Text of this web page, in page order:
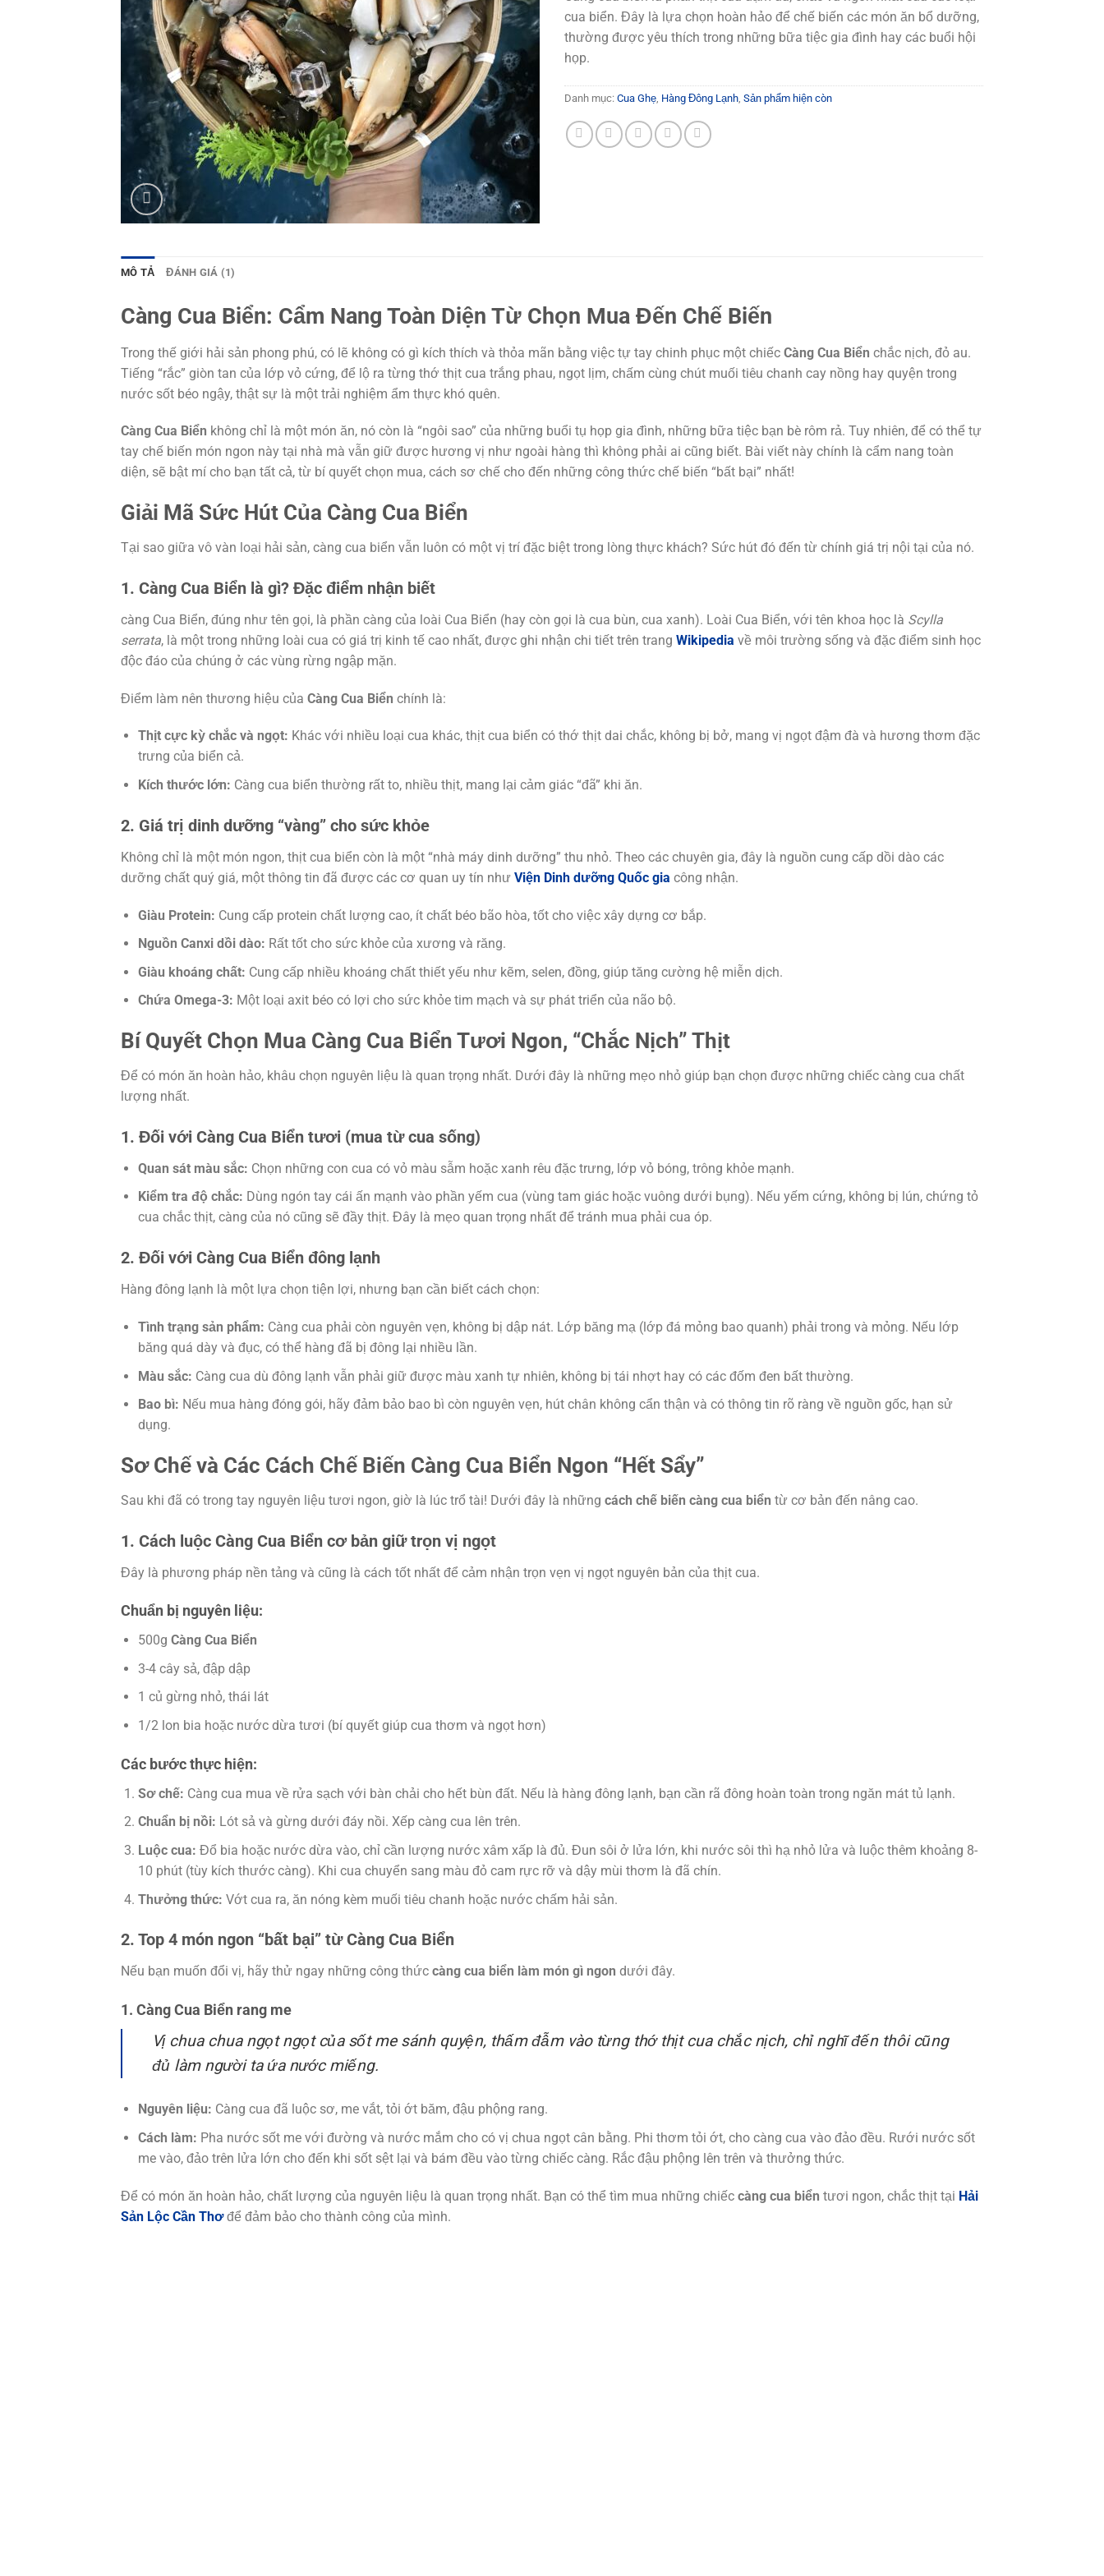
cua biển. Đây là lựa chọn hoàn hảo để chế biến các món ăn bổ dưỡng,
thường được yêu thích trong những bữa tiệc gia đình hay các buổi hội
họp.
Danh mục: Cua Ghẹ Hàng Đông Lạnh Sản phẩm hiện còn
MÔ TẢ ĐÁNH GIÁ (1)
Càng Cua Biển: Cẩm Nang Toàn Diện Từ Chọn Mua Đến Chế Biến
Trong thế giới hải sản phong phú, có lẽ không có gì kích thích và thỏa mãn bằng việc tự tay chinh phục một chiếc Càng Cua Biển chắc nịch, đỏ au.
Tiếng “rắc” giòn tan của lớp vỏ cứng, để lộ ra từng thớ thịt cua trắng phau, ngọt lịm, chấm cùng chút muối tiêu chanh cay nồng hay quyện trong
nước sốt béo ngậy, thật sự là một trải nghiệm ẩm thực khó quên.
Càng Cua Biển không chỉ là một món ăn, nó còn là “ngôi sao” của những buổi tụ họp gia đình, những bữa tiệc bạn bè rôm rả. Tuy nhiên, để có thể tự
tay chế biến món ngon này tại nhà mà vẫn giữ được hương vị như ngoài hàng thì không phải ai cũng biết. Bài viết này chính là cẩm nang toàn
diện, sẽ bật mí cho bạn tất cả, từ bí quyết chọn mua, cách sơ chế cho đến những công thức chế biến “bất bại” nhất!
Giải Mã Sức Hút Của Càng Cua Biển
Tại sao giữa vô vàn loại hải sản, càng cua biển vẫn luôn có một vị trí đặc biệt trong lòng thực khách? Sức hút đó đến từ chính giá trị nội tại của nó.
1. Càng Cua Biển là gì? Đặc điểm nhận biết
càng Cua Biển, đúng như tên gọi, là phần càng của loài Cua Biển (hay còn gọi là cua bùn, cua xanh). Loài Cua Biển, với tên khoa học là Scylla
serrata, là một trong những loài cua có giá trị kinh tế cao nhất, được ghi nhận chi tiết trên trang Wikipedia về môi trường sống và đặc điểm sinh học
độc đáo của chúng ở các vùng rừng ngập mặn.
Điểm làm nên thương hiệu của Càng Cua Biển chính là:
Thịt cực kỳ chắc và ngọt: Khác với nhiều loại cua khác, thịt cua biển có thớ thịt dai chắc, không bị bở, mang vị ngọt đậm đà và hương thơm đặc
trưng của biển cả.
Kích thước lớn: Càng cua biển thường rất to, nhiều thịt, mang lại cảm giác “đã” khi ăn.
2. Giá trị dinh dưỡng “vàng” cho sức khỏe
Không chỉ là một món ngon, thịt cua biển còn là một “nhà máy dinh dưỡng” thu nhỏ. Theo các chuyên gia, đây là nguồn cung cấp dồi dào các
dưỡng chất quý giá, một thông tin đã được các cơ quan uy tín như Viện Dinh dưỡng Quốc gia công nhận.
Giàu Protein: Cung cấp protein chất lượng cao, ít chất béo bão hòa, tốt cho việc xây dựng cơ bắp.
Nguồn Canxi dồi dào: Rất tốt cho sức khỏe của xương và răng.
Giàu khoáng chất: Cung cấp nhiều khoáng chất thiết yếu như kẽm, selen, đồng, giúp tăng cường hệ miễn dịch.
Chứa Omega-3: Một loại axit béo có lợi cho sức khỏe tim mạch và sự phát triển của não bộ.
Bí Quyết Chọn Mua Càng Cua Biển Tươi Ngon, “Chắc Nịch” Thịt
Để có món ăn hoàn hảo, khâu chọn nguyên liệu là quan trọng nhất. Dưới đây là những mẹo nhỏ giúp bạn chọn được những chiếc càng cua chất
lượng nhất.
1. Đối với Càng Cua Biển tươi (mua từ cua sống)
Quan sát màu sắc: Chọn những con cua có vỏ màu sẫm hoặc xanh rêu đặc trưng, lớp vỏ bóng, trông khỏe mạnh.
Kiểm tra độ chắc: Dùng ngón tay cái ấn mạnh vào phần yếm cua (vùng tam giác hoặc vuông dưới bụng). Nếu yếm cứng, không bị lún, chứng tỏ
cua chắc thịt, càng của nó cũng sẽ đầy thịt. Đây là mẹo quan trọng nhất để tránh mua phải cua óp.
2. Đối với Càng Cua Biển đông lạnh
Hàng đông lạnh là một lựa chọn tiện lợi, nhưng bạn cần biết cách chọn:
Tình trạng sản phẩm: Càng cua phải còn nguyên vẹn, không bị dập nát. Lớp băng mạ (lớp đá mỏng bao quanh) phải trong và mỏng. Nếu lớp
băng quá dày và đục, có thể hàng đã bị đông lại nhiều lần.
Màu sắc: Càng cua dù đông lạnh vẫn phải giữ được màu xanh tự nhiên, không bị tái nhợt hay có các đốm đen bất thường.
Bao bì: Nếu mua hàng đóng gói, hãy đảm bảo bao bì còn nguyên vẹn, hút chân không cẩn thận và có thông tin rõ ràng về nguồn gốc, hạn sử
dụng.
Sơ Chế và Các Cách Chế Biến Càng Cua Biển Ngon “Hết Sẩy”
Sau khi đã có trong tay nguyên liệu tươi ngon, giờ là lúc trổ tài! Dưới đây là những cách chế biến càng cua biển từ cơ bản đến nâng cao.
1. Cách luộc Càng Cua Biển cơ bản giữ trọn vị ngọt
Đây là phương pháp nền tảng và cũng là cách tốt nhất để cảm nhận trọn vẹn vị ngọt nguyên bản của thịt cua.
Chuẩn bị nguyên liệu:
500g Càng Cua Biển
3-4 cây sả, đập dập
1 củ gừng nhỏ, thái lát
1/2 lon bia hoặc nước dừa tươi (bí quyết giúp cua thơm và ngọt hơn)
Các bước thực hiện:
Sơ chế: Càng cua mua về rửa sạch với bàn chải cho hết bùn đất. Nếu là hàng đông lạnh, bạn cần rã đông hoàn toàn trong ngăn mát tủ lạnh.
Chuẩn bị nồi: Lót sả và gừng dưới đáy nồi. Xếp càng cua lên trên.
Luộc cua: Đổ bia hoặc nước dừa vào, chỉ cần lượng nước xâm xấp là đủ. Đun sôi ở lửa lớn, khi nước sôi thì hạ nhỏ lửa và luộc thêm khoảng 8-
10 phút (tùy kích thước càng). Khi cua chuyển sang màu đỏ cam rực rỡ và dậy mùi thơm là đã chín.
Thưởng thức: Vớt cua ra, ăn nóng kèm muối tiêu chanh hoặc nước chấm hải sản.
2. Top 4 món ngon “bất bại” từ Càng Cua Biển
Nếu bạn muốn đổi vị, hãy thử ngay những công thức càng cua biển làm món gì ngon dưới đây.
1. Càng Cua Biển rang me
Vị chua chua ngọt ngọt của sốt me sánh quyện, thấm đẫm vào từng thớ thịt cua chắc nịch, chỉ nghĩ đến thôi cũng
đủ làm người ta ứa nước miếng.
Nguyên liệu: Càng cua đã luộc sơ, me vắt, tỏi ớt băm, đậu phộng rang.
Cách làm: Pha nước sốt me với đường và nước mắm cho có vị chua ngọt cân bằng. Phi thơm tỏi ớt, cho càng cua vào đảo đều. Rưới nước sốt
me vào, đảo trên lửa lớn cho đến khi sốt sệt lại và bám đều vào từng chiếc càng. Rắc đậu phộng lên trên và thưởng thức.
Để có món ăn hoàn hảo, chất lượng của nguyên liệu là quan trọng nhất. Bạn có thể tìm mua những chiếc càng cua biển tươi ngon, chắc thịt tại Hải
Sản Lộc Cần Thơđể đảm bảo cho thành công của mình.